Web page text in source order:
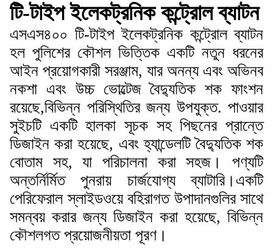
টি-টাইপ ইলেকট্রনিক কন্ট্রোল ব্যাটন
এসএস৪০০ টি-টাইপ ইলেকট্রনিক কন্ট্রোল ব্যাটন
হল পুলিশের কৌশল ভিত্তিক একটি নতুন ধরনের
আইন প্রয়োগকারী সরঞ্জাম, যার অনন্য এবং অভিনব
নকশা এবং উচ্চ ভোল্টেজ বৈদ্যুতিক শক ফাংশন
রয়েছে,বিভিন্ন পরিস্থিতির জন্য উপযুক্ত. পাওয়ার
সুইচটি একটি হালকা সূচক সহ পিছনের প্রান্তে
ডিজাইন করা হয়েছে, এবং হ্যান্ডেলটি বৈদ্যুতিক শক
বোতাম সহ, যা পরিচালনা করা সহজ। পণ্যটি
অন্তর্নির্মিত পুনরায় চার্জযোগ্য ব্যাটারি।একটি
পেরিফেরাল স্লাইডওয়ে বহিরাগত উপাদানগুলির সাথে
সমন্বয় করার জন্য ডিজাইন করা হয়েছে, বিভিন্ন
কৌশলগত প্রয়োজনীয়তা পূরণ।